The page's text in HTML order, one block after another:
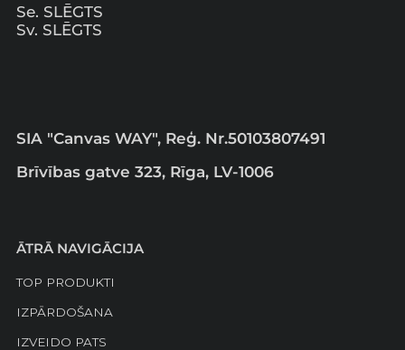
Se. SLĒGTS
Sv. SLĒGTS
SIA "Canvas WAY", Reģ. Nr.50103807491
Brīvības gatve 323, Rīga, LV-1006
ĀTRĀ NAVIGĀCIJA
TOP PRODUKTI
IZPĀRDOŠANA
IZVEIDO PATS